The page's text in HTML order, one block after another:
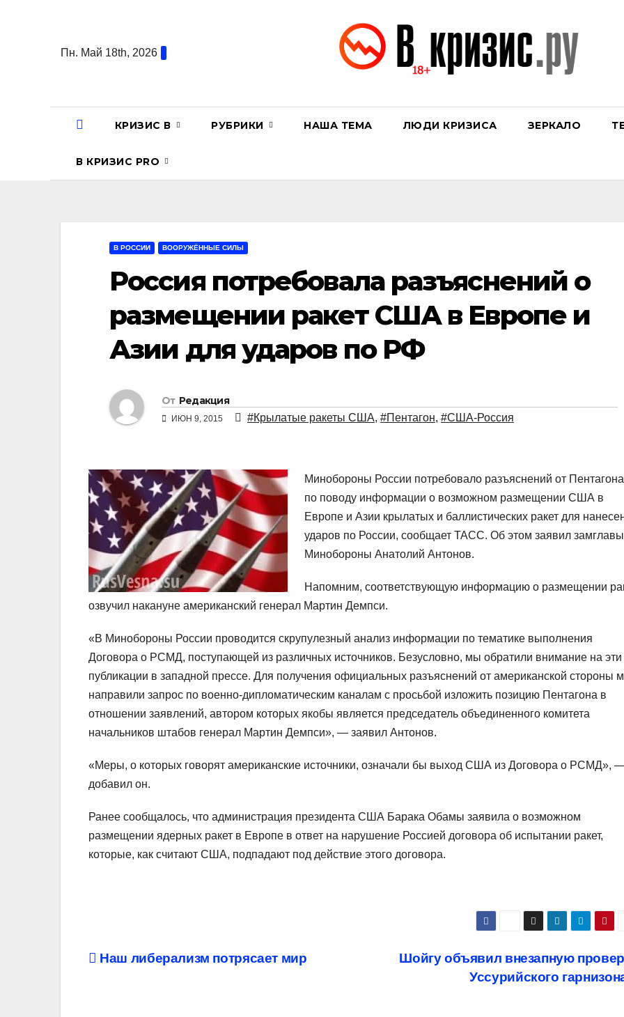
содержаниюПн. Май 18th, 2026
КРИЗИС В РУБРИКИ НАША ТЕМА ЛЮДИ КРИЗИСА ЗЕРКАЛО
В КРИЗИС PRO
В РОССИИ ВООРУЖЁННЫЕ СИЛЫ
Россия потребовала разъяснений о
размещении ракет США в Европе и
Азии для ударов по РФ
От Редакция
ИЮН 9, 2015 #Крылатые ракеты США, #Пентагон, #США-Россия
Минобороны России потребовало разъяснений от Пентагона
по поводу информации о возможном размещении США в
Европе и Азии крылатых и баллистических ракет для
ударов по России, сообщает ТАСС. Об этом заявил замглавы
Минобороны Анатолий Антонов.
Напомним, соответствующую информацию о размещении
озвучил накануне американский генерал Мартин Демпси.
«В Минобороны России проводится скрупулезный анализ информации по тематике выполнения
Договора о РСМД, поступающей из различных источников. Безусловно, мы обратили внимание на эти
публикации в западной прессе. Для получения официальных разъяснений от американской стороны
направили запрос по военно-дипломатическим каналам с просьбой изложить позицию Пентагона в
отношении заявлений, автором которых якобы является председатель объединенного комитета
начальников штабов генерал Мартин Демпси», — заявил Антонов.
«Меры, о которых говорят американские источники, означали бы выход США из Договора о РСМД»,
добавил он.
Ранее сообщалось, что администрация президента США Барака Обамы заявила о возможном
размещении ядерных ракет в Европе в ответ на нарушение Россией договора об испытании ракет,
которые, как считают США, подпадают под действие этого договора.
Навигация
Шойгу объявил внезапную
Уссурийского
Наш либерализм потрясает мир